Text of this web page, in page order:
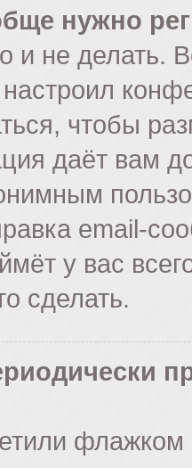
нужно
и не делать.
настроил
чтобы
даёт вам
email-
у вас
сделать.
флажком